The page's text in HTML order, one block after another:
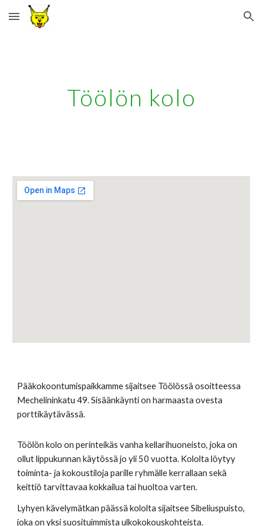
Skip to main content Skip to navigation
Töölön kolo
Pääkokoontumispaikkamme sijaitsee Töölössä osoitteessa
Mechelininkatu 49. Sisäänkäynti on harmaasta ovesta
porttikäytävässä.
Töölön kolo on perinteikäs vanha kellarihuoneisto, joka on
ollut lippukunnan käytössä jo yli 50 vuotta. Kololta löytyy
toiminta- ja kokoustiloja parille ryhmälle kerrallaan sekä
keittiö tarvittavaa kokkailua tai huoltoa varten.
Lyhyen kävelymätkan päässä kololta sijaitsee Sibeliuspuisto,
joka on yksi suosituimmista ulkokokouskohteista.